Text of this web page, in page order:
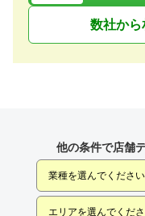
数社から
他の条件で店舗